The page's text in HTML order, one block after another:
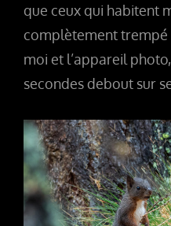
que ceux qui habitent
complètement
moi et l’appareil
secondes debout sur